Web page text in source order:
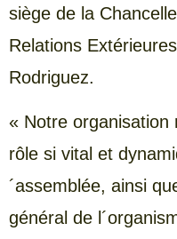
siège de la
Relations
Rodriguez.
« Notre organisation
rôle si vital et
´assemblée, ainsi
général de